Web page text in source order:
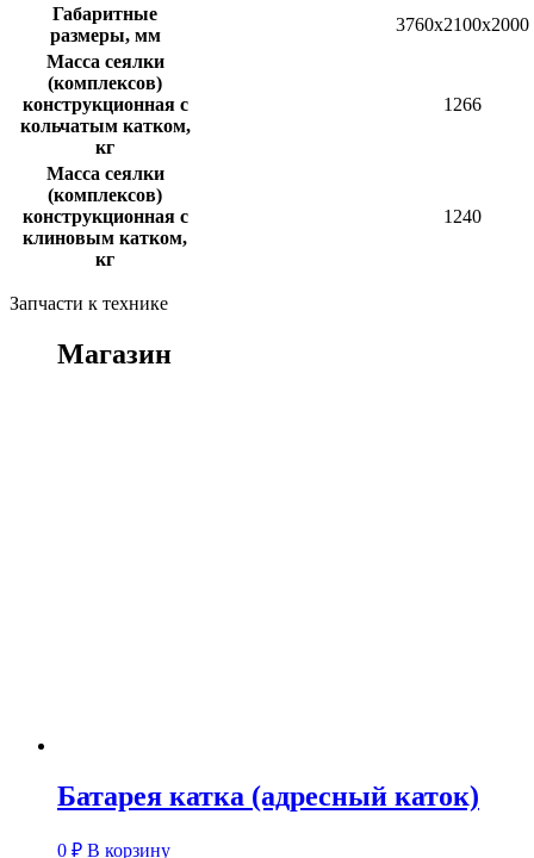
Габаритные
размеры, мм
3760х2100х2000
Масса сеялки
(комплексов)
конструкционная с
кольчатым катком,
кг
1266
Масса сеялки
(комплексов)
конструкционная с
клиновым катком,
кг
1240
Запчасти к технике
Магазин
Батарея катка (адресный каток)
0 ₽ В корзину